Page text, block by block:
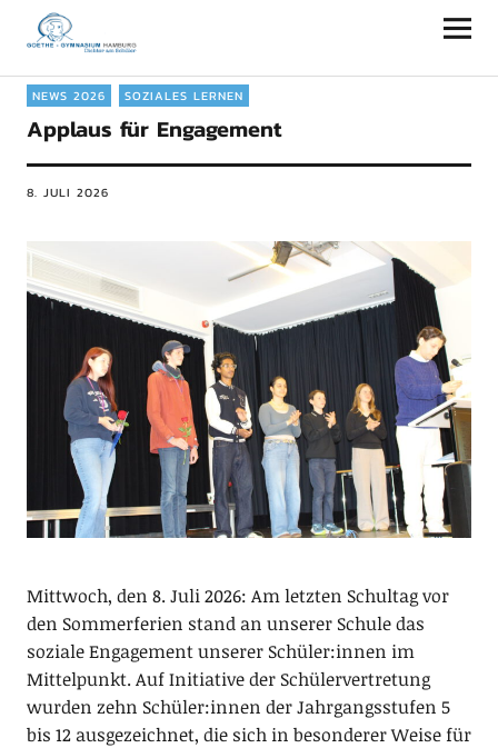
Goethe-Gymnasium Hamburg
NEWS 2026 SOZIALES LERNEN
Applaus für Engagement
8. JULI 2026
Mittwoch, den 8. Juli 2026: Am letzten Schultag vor
den Sommerferien stand an unserer Schule das
soziale Engagement unserer Schüler:innen im
Mittelpunkt. Auf Initiative der Schülervertretung
wurden zehn Schüler:innen der Jahrgangsstufen 5
bis 12 ausgezeichnet, die sich in besonderer Weise für